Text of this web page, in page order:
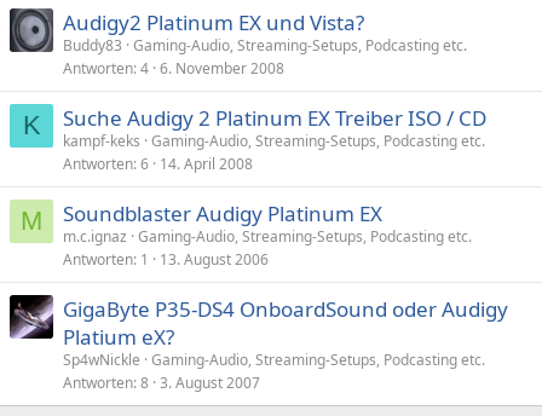
Audigy2 Platinum EX und Vista?
Buddy83 Gaming-Audio, Streaming-Setups, Podcasting etc.
Antworten 4 6. November 2008
K Suche Audigy 2 Platinum EX Treiber ISO / CD
kampf-keks Gaming-Audio, Streaming-Setups, Podcasting etc.
Antworten 6 14. April 2008
M Soundblaster Audigy Platinum EX
m.c.ignaz Gaming-Audio, Streaming-Setups, Podcasting etc.
Antworten 1 13. August 2006
GigaByte P35-DS4 OnboardSound oder Audigy
Platium eX?
Sp4wNickle Gaming-Audio, Streaming-Setups, Podcasting etc.
Antworten 8 3. August 2007